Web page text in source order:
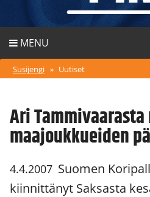
MENU
Susijengi » Uutiset
Ari
maajoukkueiden
4.4.2007 Suomen
kiinnittänyt Saksasta